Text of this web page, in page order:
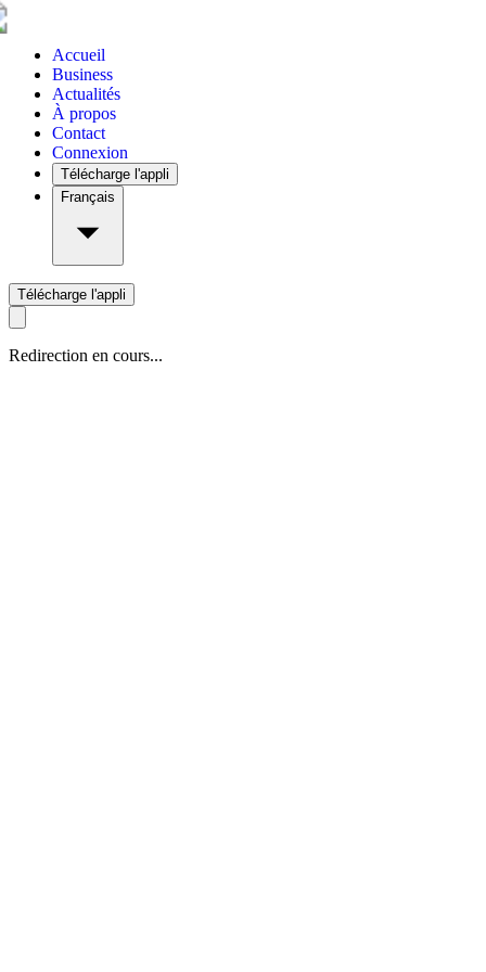
Accueil
Business
Actualités
À propos
Contact
Connexion
Télécharge l'appli
Français
Télécharge l'appli
Redirection en cours...